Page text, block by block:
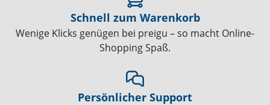
Schnell zum Warenkorb
Wenige Klicks genügen bei preigu – so macht Online-
Shopping Spaß.
Persönlicher Support